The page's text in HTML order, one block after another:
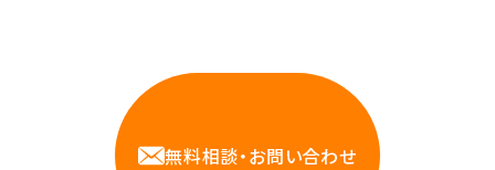
無料相談・お問い合わせ